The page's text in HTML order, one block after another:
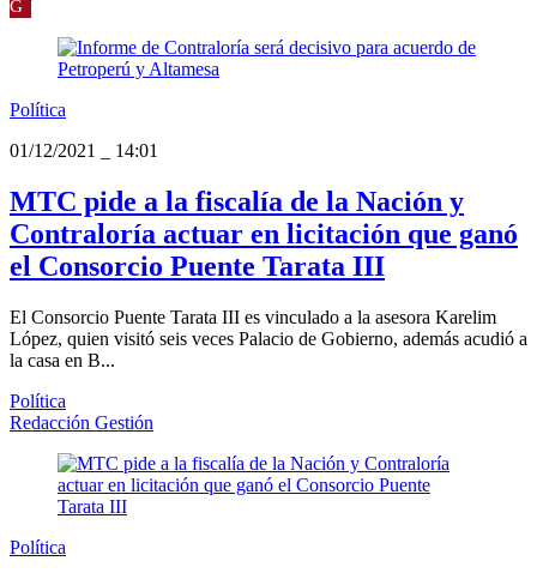
G
Política
01/12/2021
14:01
MTC pide a la fiscalía de la Nación y
Contraloría actuar en licitación que ganó
el Consorcio Puente Tarata III
El Consorcio Puente Tarata III es vinculado a la asesora Karelim
López, quien visitó seis veces Palacio de Gobierno, además acudió a
la casa en B...
Política
Redacción Gestión
Política